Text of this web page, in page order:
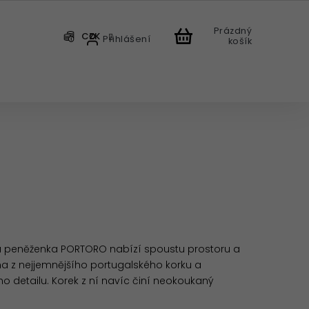
CZK Přihlášení
Prázdný
košík
PORTORO nabízí spoustu prostoru a
z nejjemnějšího portugalského korku a
detailu. Korek z ní navíc činí neokoukaný